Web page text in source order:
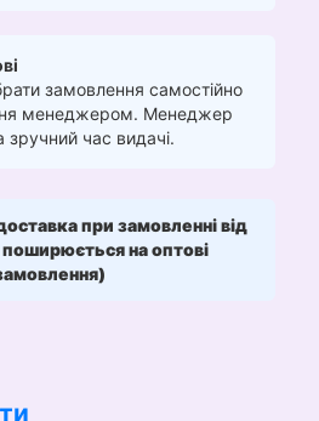
замовлення самостійно
менеджером. Менеджер
зручний час видачі.
при замовленні від
на оптові